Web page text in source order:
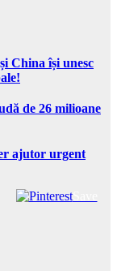
China își unesc
de 26 milioane
ajutor urgent
Save